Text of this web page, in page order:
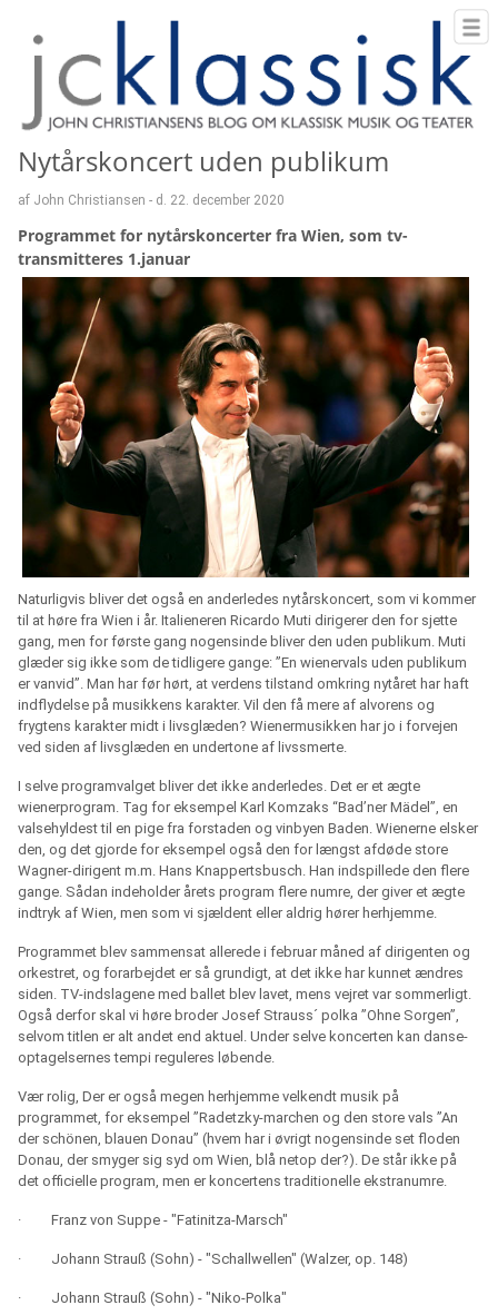
Nytårskoncert uden publikum
af John Christiansen - d. 22. december 2020
Programmet for nytårskoncerter fra Wien, som tv-
transmitteres 1.januar
Naturligvis bliver det også en anderledes nytårskoncert, som vi kommer
til at høre fra Wien i år. Italieneren Ricardo Muti dirigerer den for sjette
gang, men for første gang nogensinde bliver den uden publikum. Muti
glæder sig ikke som de tidligere gange: ”En wienervals uden publikum
er vanvid”. Man har før hørt, at verdens tilstand omkring nytåret har haft
indflydelse på musikkens karakter. Vil den få mere af alvorens og
frygtens karakter midt i livsglæden? Wienermusikken har jo i forvejen
ved siden af livsglæden en undertone af livssmerte.
I selve programvalget bliver det ikke anderledes. Det er et ægte
wienerprogram. Tag for eksempel Karl Komzaks “Bad’ner Mädel”, en
valsehyldest til en pige fra forstaden og vinbyen Baden. Wienerne elsker
den, og det gjorde for eksempel også den for længst afdøde store
Wagner-dirigent m.m. Hans Knappertsbusch. Han indspillede den flere
gange. Sådan indeholder årets program flere numre, der giver et ægte
indtryk af Wien, men som vi sjældent eller aldrig hører herhjemme.
Programmet blev sammensat allerede i februar måned af dirigenten og
orkestret, og forarbejdet er så grundigt, at det ikke har kunnet ændres
siden. TV-indslagene med ballet blev lavet, mens vejret var sommerligt.
Også derfor skal vi høre broder Josef Strauss´ polka ”Ohne Sorgen”,
selvom titlen er alt andet end aktuel. Under selve koncerten kan danse-
optagelsernes tempi reguleres løbende.
Vær rolig, Der er også megen herhjemme velkendt musik på
programmet, for eksempel ”Radetzky-marchen og den store vals ”An
der schönen, blauen Donau” (hvem har i øvrigt nogensinde set floden
Donau, der smyger sig syd om Wien, blå netop der?). De står ikke på
det officielle program, men er koncertens traditionelle ekstranumre.
· Franz von Suppe - "Fatinitza-Marsch"
· Johann Strauß (Sohn) - "Schallwellen" (Walzer, op. 148)
· Johann Strauß (Sohn) - "Niko-Polka"